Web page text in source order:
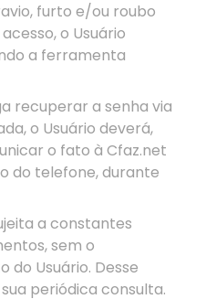
furto e/ou roubo
o Usuário
a ferramenta
recuperar a senha via
o Usuário deverá,
o fato à Cfaz.net
do telefone, durante
a constantes
sem o
Usuário. Desse
periódica consulta.